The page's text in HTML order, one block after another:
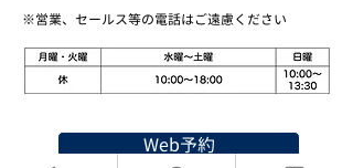
※営業、セールス等の​電話はご遠慮ください
Web予約